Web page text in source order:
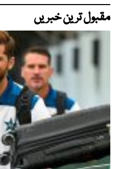
مقبول ترین خبریں